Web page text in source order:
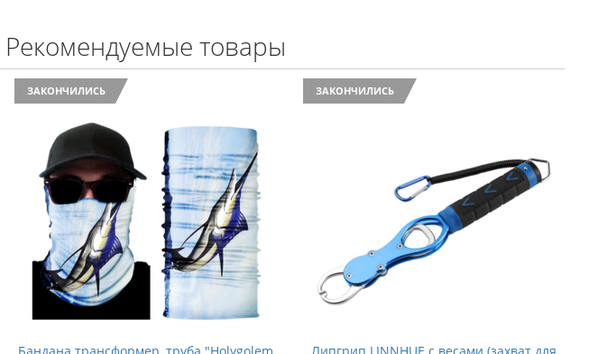
Рекомендуемые товары
ЗАКОНЧИЛИСЬ ЗАКОНЧИЛИСЬ